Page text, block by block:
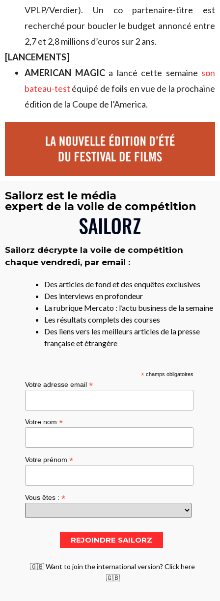
VPLP/Verdier). Un co partenaire-titre est
recherché pour boucler le budget annoncé entre
2,7 et 2,8 millions d’euros sur 2 ans.
[LANCEMENTS]
AMERICAN MAGICa lancé cette semaine son
bateau-test équipé de foils en vue de la prochaine
édition de la Coupe de l’America.
Sailorz est le média
expert de la voile de compétition
Sailorz décrypte la voile de compétition
chaque vendredi, par email :
Des articles de fond et des enquêtes exclusives
Des interviews en profondeur
La rubrique Mercato : l’actu business de la semaine
Les résultats complets des courses
Des liens vers les meilleurs articles de la presse
française et étrangère
*champs obligatoires
Votre adresse email*
Votre nom*
Votre prénom*
Vous êtes :*
🇬🇧 Want to join the international version? Click here
🇬🇧